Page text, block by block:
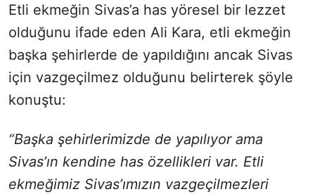
Etli ekmeğin Sivas’a has yöresel bir lezzet
olduğunu ifade eden Ali Kara, etli ekmeğin
başka şehirlerde de yapıldığını ancak Sivas
için vazgeçilmez olduğunu belirterek şöyle
konuştu:
“Başka şehirlerimizde de yapılıyor ama
Sivas’ın kendine has özellikleri var. Etli
ekmeğimiz Sivas’ımızın vazgeçilmezleri